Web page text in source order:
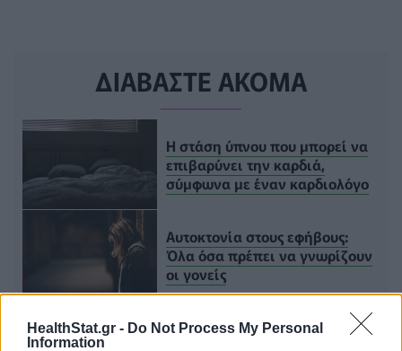
HealthStat.gr - Do Not Process My Personal
Information
ΔΙΑΒΑΣΤΕ ΑΚΟΜΑ
Η στάση ύπνου που μπορεί να
επιβαρύνει την καρδιά,
σύμφωνα με έναν καρδιολόγο
Αυτοκτονία στους εφήβους:
Όλα όσα πρέπει να γνωρίζουν
οι γονείς
Τι μπορείτε να πάθετε αν